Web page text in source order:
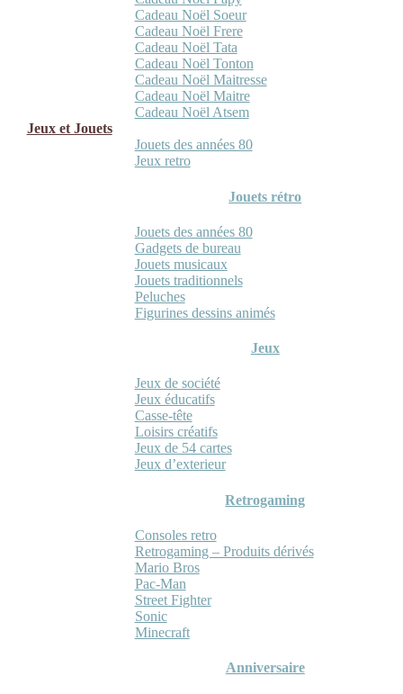
Cadeau Noël Soeur
Cadeau Noël Frere
Cadeau Noël Tata
Cadeau Noël Tonton
Cadeau Noël Maitresse
Cadeau Noël Maitre
Cadeau Noël Atsem
Jeux et Jouets
Jouets des années 80
Jeux retro
Jouets rétro
Jouets des années 80
Gadgets de bureau
Jouets musicaux
Jouets traditionnels
Peluches
Figurines dessins animés
Jeux
Jeux de société
Jeux éducatifs
Casse-tête
Loisirs créatifs
Jeux de 54 cartes
Jeux d’exterieur
Retrogaming
Consoles retro
Retrogaming – Produits dérivés
Mario Bros
Pac-Man
Street Fighter
Sonic
Minecraft
Anniversaire